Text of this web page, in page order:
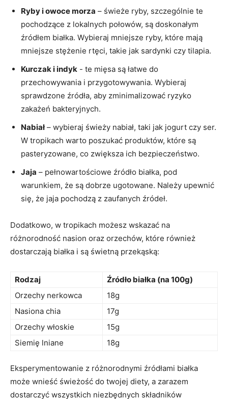
Ryby i‌ owoce morza – świeże ryby,‌ szczególnie⁢ te​
pochodzące z lokalnych⁣ połowów,⁤ są doskonałym
źródłem białka. Wybieraj mniejsze ⁢ryby, które mają
mniejsze stężenie rtęci, takie‌ jak ​sardynki czy tilapia.
Kurczak i indyk ​- te mięsa są łatwe ‌do
przechowywania i przygotowywania. Wybieraj
sprawdzone‍ źródła, aby zminimalizować ⁤ryzyko‍
zakażeń bakteryjnych.
Nabiał– ⁢wybieraj świeży nabiał, taki⁣ jak jogurt ‍czy​ ser.
W tropikach warto​ poszukać produktów, które są
pasteryzowane, co zwiększa ich bezpieczeństwo.
Jaja – pełnowartościowe źródło białka, pod
warunkiem, że są dobrze ⁤ugotowane. Należy upewnić
się, że ​jaja pochodzą‌ z zaufanych źródeł.
Dodatkowo, w tropikach możesz wskazać na
różnorodność nasion oraz orzechów, które również
dostarczają białka ‌i są świetną⁢ przekąską:
Rodzaj
Źródło białka (na 100g)
Orzechy nerkowca
18g
Nasiona chia
17g
Orzechy włoskie
15g
Siemię​ lniane
18g
Eksperymentowanie z różnorodnymi źródłami białka
może wnieść świeżość do twojej​ diety, a zarazem
dostarczyć wszystkich niezbędnych składników